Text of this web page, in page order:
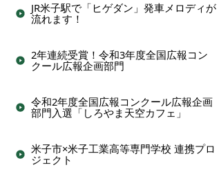
JR米子駅で「ヒゲダン」発車メロディが
流れます！
2年連続受賞！令和3年度全国広報コン
クール広報企画部門
令和2年度全国広報コンクール広報企画
部門入選「しろやま天空カフェ」
米子市×米子工業高等専門学校 連携プロ
ジェクト